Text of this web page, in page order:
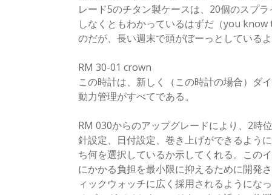
レード5のチタン製ケースは、20個のスプ
しなくともわかっているはずだ（you
のだが、長い週末で頭がぼーっとしているよ
RM 30-01 crown
この時計は、新しく（この時計の場合）ダ
動力管理がすべてである。
RM 030からのアップグレードにより、2時
針設定、日付設定、巻き上げができるよう
ち何を選択しているか示してくれる。この
にかかる負担を最小限に抑えるために開発
ィックウォッチに広く採用されるようにな